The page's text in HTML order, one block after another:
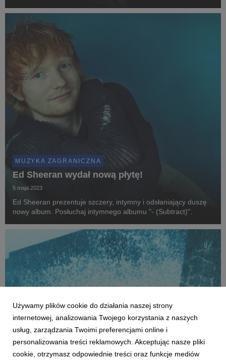
MUZYKA ZAGRANICZNA
Ed Sheeran wydał nową płytę!
5 maja 2023
Ed Sheeran prezentuje szczery, intymny i odsłaniający duszę
nowy album. Posłuchaj intymnego albumu "- (Subtract)".
MUZYKA ZAGRANICZNA
Używamy plików cookie do działania naszej strony
internetowej, analizowania Twojego korzystania z naszych
usług, zarządzania Twoimi preferencjami online i
personalizowania treści reklamowych. Akceptując nasze pliki
cookie, otrzymasz odpowiednie treści oraz funkcje mediów